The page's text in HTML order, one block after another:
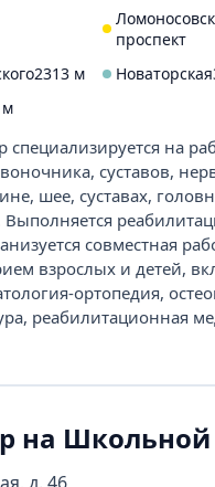
проспект
2313 м Новаторская
м
на
суставов,
шее, суставах,
совместная
взрослых и детей,
ортопедия,
реабилитационная
на Школьной